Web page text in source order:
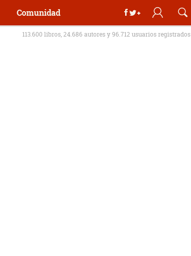
Comunidad
113.600 libros, 24.686 autores y 96.712 usuarios registrados